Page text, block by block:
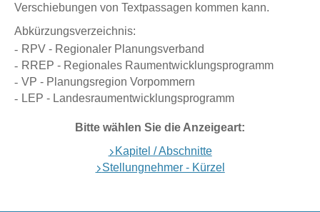
Verschiebungen von Textpassagen kommen kann.
Abkürzungsverzeichnis:
RPV - Regionaler Planungsverband
RREP - Regionales Raumentwicklungsprogramm
VP - Planungsregion Vorpommern
LEP - Landesraumentwicklungsprogramm
Bitte wählen Sie die Anzeigeart:
Kapitel / Abschnitte
Stellungnehmer - Kürzel